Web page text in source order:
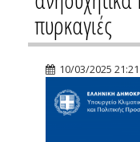
πυρκαγιές
10/03/2025 21:21